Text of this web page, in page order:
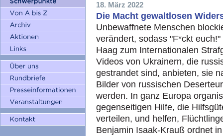
18. März 2022
Die Macht gewaltlosen
Unbewaffnete Menschen
verändert, sodass "F*ckt
Haag zum Internationalen
Videos von Ukrainern, die
gestrandet sind, anbieten, sie
Bilder von russischen
werden. In ganz Europa
gegenseitigen Hilfe, die
verteilen, und helfen,
Benjamin Isaak-Krauß ordnet